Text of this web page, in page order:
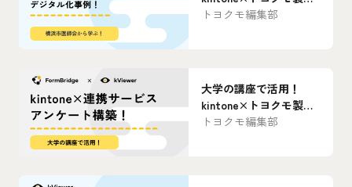
を活用した医療機関に
トヨクモ編集部
大学の講座で活用！
kintone×トヨクモ製品
で構築した事前アンケ
トヨクモ編集部